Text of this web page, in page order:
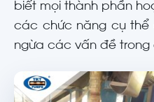
biết mọi thành phần
các chức năng cụ thể
ngừa các vấn đề trong